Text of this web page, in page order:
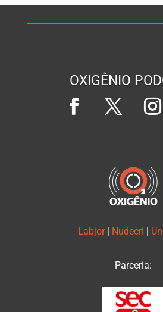
OXIGÊNIO
Labjor | Nudecri |
Parceria: